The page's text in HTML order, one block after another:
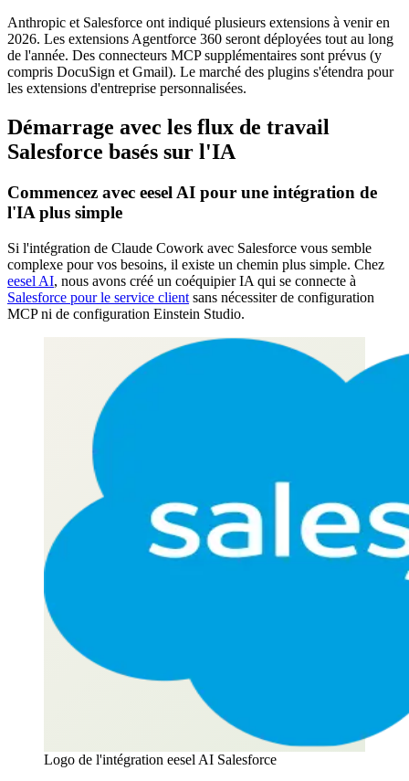
Anthropic et Salesforce ont indiqué plusieurs extensions à venir en
2026. Les extensions Agentforce 360 seront déployées tout au long
de l'année. Des connecteurs MCP supplémentaires sont prévus (y
compris DocuSign et Gmail). Le marché des plugins s'étendra pour
les extensions d'entreprise personnalisées.
Démarrage avec les flux de travail
Salesforce basés sur l'IA
Commencez avec eesel AI pour une intégration de
l'IA plus simple
Si l'intégration de Claude Cowork avec Salesforce vous semble
complexe pour vos besoins, il existe un chemin plus simple. Chez
eesel AI, nous avons créé un coéquipier IA qui se connecte à
Salesforce pour le service client sans nécessiter de configuration
MCP ni de configuration Einstein Studio.
Logo de l'intégration eesel AI Salesforce